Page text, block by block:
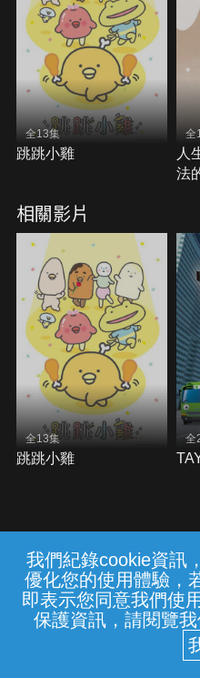
我們紀錄cookie資訊
優化您的使用體驗，
即表示您同意我們使
保護資訊，請閱覽
全13集
跳跳小雞
全
人
法
相關影片
全13集
跳跳小雞
全
常見問題 線上客服
中華電信股份有
(統一編號：